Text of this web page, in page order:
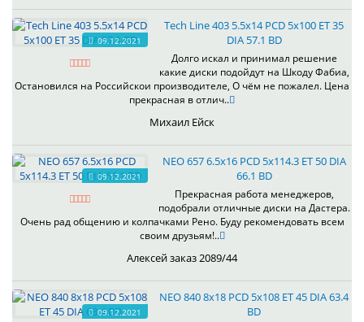
09.12.2021
Tech Line 403 5.5x14 PCD 5x100 ET 35
DIA 57.1 BD
Долго искал и принимал решение
какие диски подойдут на Шкоду Фабиа,
Остановился на Российскои производителе, О чём не пожалел. Цена
прекрасная в отлич..
Михаил Ейск
09.12.2021
NEO 657 6.5x16 PCD 5x114.3 ET 50 DIA
66.1 BD
Прекрасная работа менеджеров,
подобрали отличные диски на Дастера.
Очень рад общению и колпачками Рено. Буду рекомендовать всем
своим друзьям!..
Алексей заказ 2089/44
09.12.2021
NEO 840 8x18 PCD 5x108 ET 45 DIA 63.4
BD